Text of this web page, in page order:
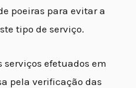
poeiras para evitar a
tipo de serviço.
serviços efetuados em
pela verificação das